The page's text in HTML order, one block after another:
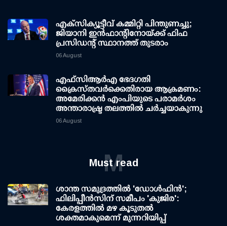
എക്സിക്യൂട്ടീവ് കമ്മിറ്റി പിന്തുണച്ചു;
ജിയാനി ഇന്‍ഫാന്റിനോയ്ക്ക് ഫിഫ
പ്രസിഡന്റ് സ്ഥാനത്ത് തുടരാം
06 August
എഫ്‌സി‌ആര്‍‌എ ഭേദഗതി
ക്രൈസ്തവർക്കെതിരായ ആക്രമണം:
അമേരിക്കൻ എംപിയുടെ പരാമർശം
അന്താരാഷ്ട്ര തലത്തിൽ ചർച്ചയാകുന്നു
06 August
Must read
M
ശാന്ത സമുദ്രത്തില്‍ 'ഡോള്‍ഫിന്‍';
ഫിലിപ്പീന്‍സിന് സമീപം 'കുജിര':
കേരളത്തില്‍ മഴ കൂടുതല്‍
ശക്തമാകുമെന്ന് മുന്നറിയിപ്പ്